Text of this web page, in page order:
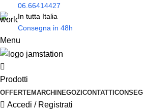
06.66414427
In tutta Italia
Consegna in 48h
Menu
Prodotti
OFFERTEMARCHINEGOZICONTATTI
Accedi / Registrati